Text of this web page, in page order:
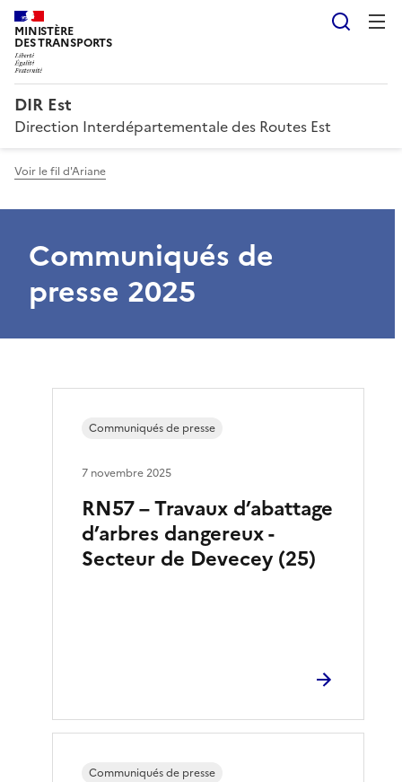
MINISTÈRE
DES TRANSPORTS
DIR Est
Direction Interdépartementale des Routes Est
Voir le fil d'Ariane
Communiqués de
presse 2025
RN57 – Travaux d’abattage
d’arbres dangereux -
Secteur de Devecey (25)
Communiqués de presse
7 novembre 2025
Communiqués de presse